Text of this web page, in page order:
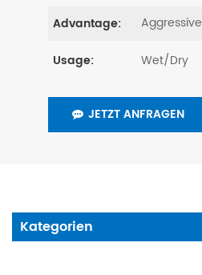
Advantage: Aggressive
Usage: Wet/Dry
JETZT ANFRAGEN
Kategorien